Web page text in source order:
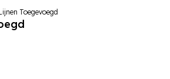
Toegevoegd